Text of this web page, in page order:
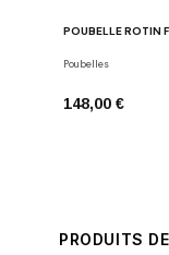
POUBELLE ROTIN
Poubelles
148,00 €
PRODUITS